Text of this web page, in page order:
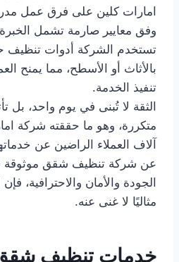
امارات كلين على فرق عمل مدربة
وفق معايير صارمة تشمل
تستخدم الشركة أدوات تنظيف
بالأثاث أو الأسطح، مما يمنح
تنفيذ الخدمة.
الثقة لا تُبنى في يوم واحد، بل
متكررة، وهو ما حققته شركة
آلاف العملاء الراضين عن
عن شركة تنظيف شقق موثوقة
الجودة والأمان والاحترافية،
مثاليًا لا غنى عنه.
خدمات تنظيف